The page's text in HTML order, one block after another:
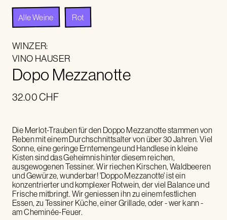
Alle Weine Rot
WINZER:
VINO HAUSER
Dopo Mezzanotte
32.00CHF
Die Merlot-Trauben für den Doppo Mezzanotte stammen von
Reben mit einem Durchschnittsalter von über 30 Jahren. Viel
Sonne, eine geringe Erntemenge und Handlese in kleine
Kisten sind das Geheimnis hinter diesem reichen,
ausgewogenen Tessiner. Wir riechen Kirschen, Waldbeeren
und Gewürze, wunderbar! 'Doppo Mezzanotte' ist ein
konzentrierter und komplexer Rotwein, der viel Balance und
Frische mitbringt. Wir geniessen ihn zu einem festlichen
Essen, zu Tessiner Küche, einer Grillade, oder - wer kann -
am Cheminée-Feuer.